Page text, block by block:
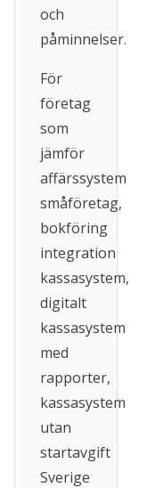
och
påminnelser.
För
företag
som
jämför
affärssystem
småföretag,
bokföring
integration
kassasystem,
digitalt
kassasystem
med
rapporter,
kassasystem
utan
startavgift
Sverige